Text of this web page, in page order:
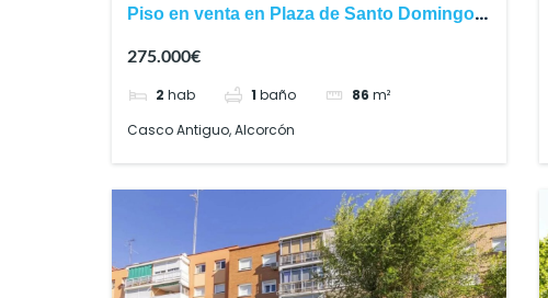
Piso en venta en Plaza de Santo Domingo,
275.000€
2 hab 1 baño 86 m²
Casco Antiguo, Alcorcón